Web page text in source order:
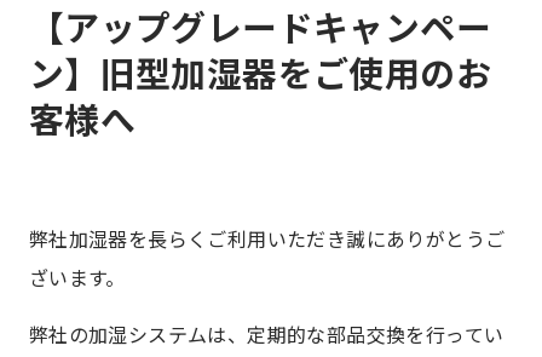
【アップグレードキャンペー
ン】旧型加湿器をご使用のお
客様へ
弊社加湿器を長らくご利用いただき誠にありがとうご
ざいます。
弊社の加湿システムは、定期的な部品交換を行ってい